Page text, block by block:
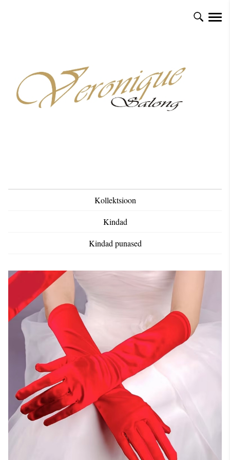
Kollektsioon
Kindad
Kindad punased